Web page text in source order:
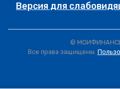
Версия для
©
Все права защищены.